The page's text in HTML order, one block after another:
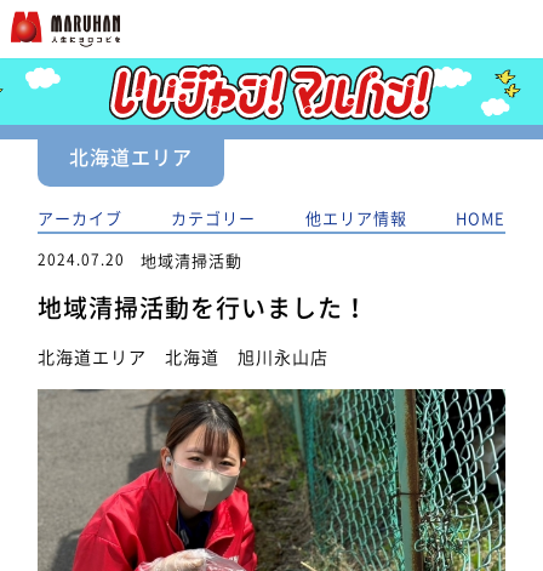
北海道エリア
アーカイブ カテゴリー 他エリア情報 HOME
2024.07.20 地域清掃活動
地域清掃活動を行いました！
北海道エリア 北海道 旭川永山店